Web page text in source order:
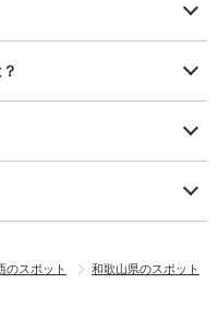
のスポット
和歌山県のスポット